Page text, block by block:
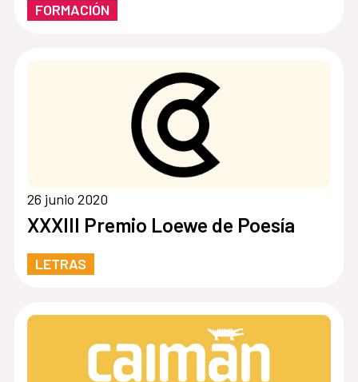
FORMACIÓN
26 junio 2020
XXXIII Premio Loewe de Poesía
LETRAS